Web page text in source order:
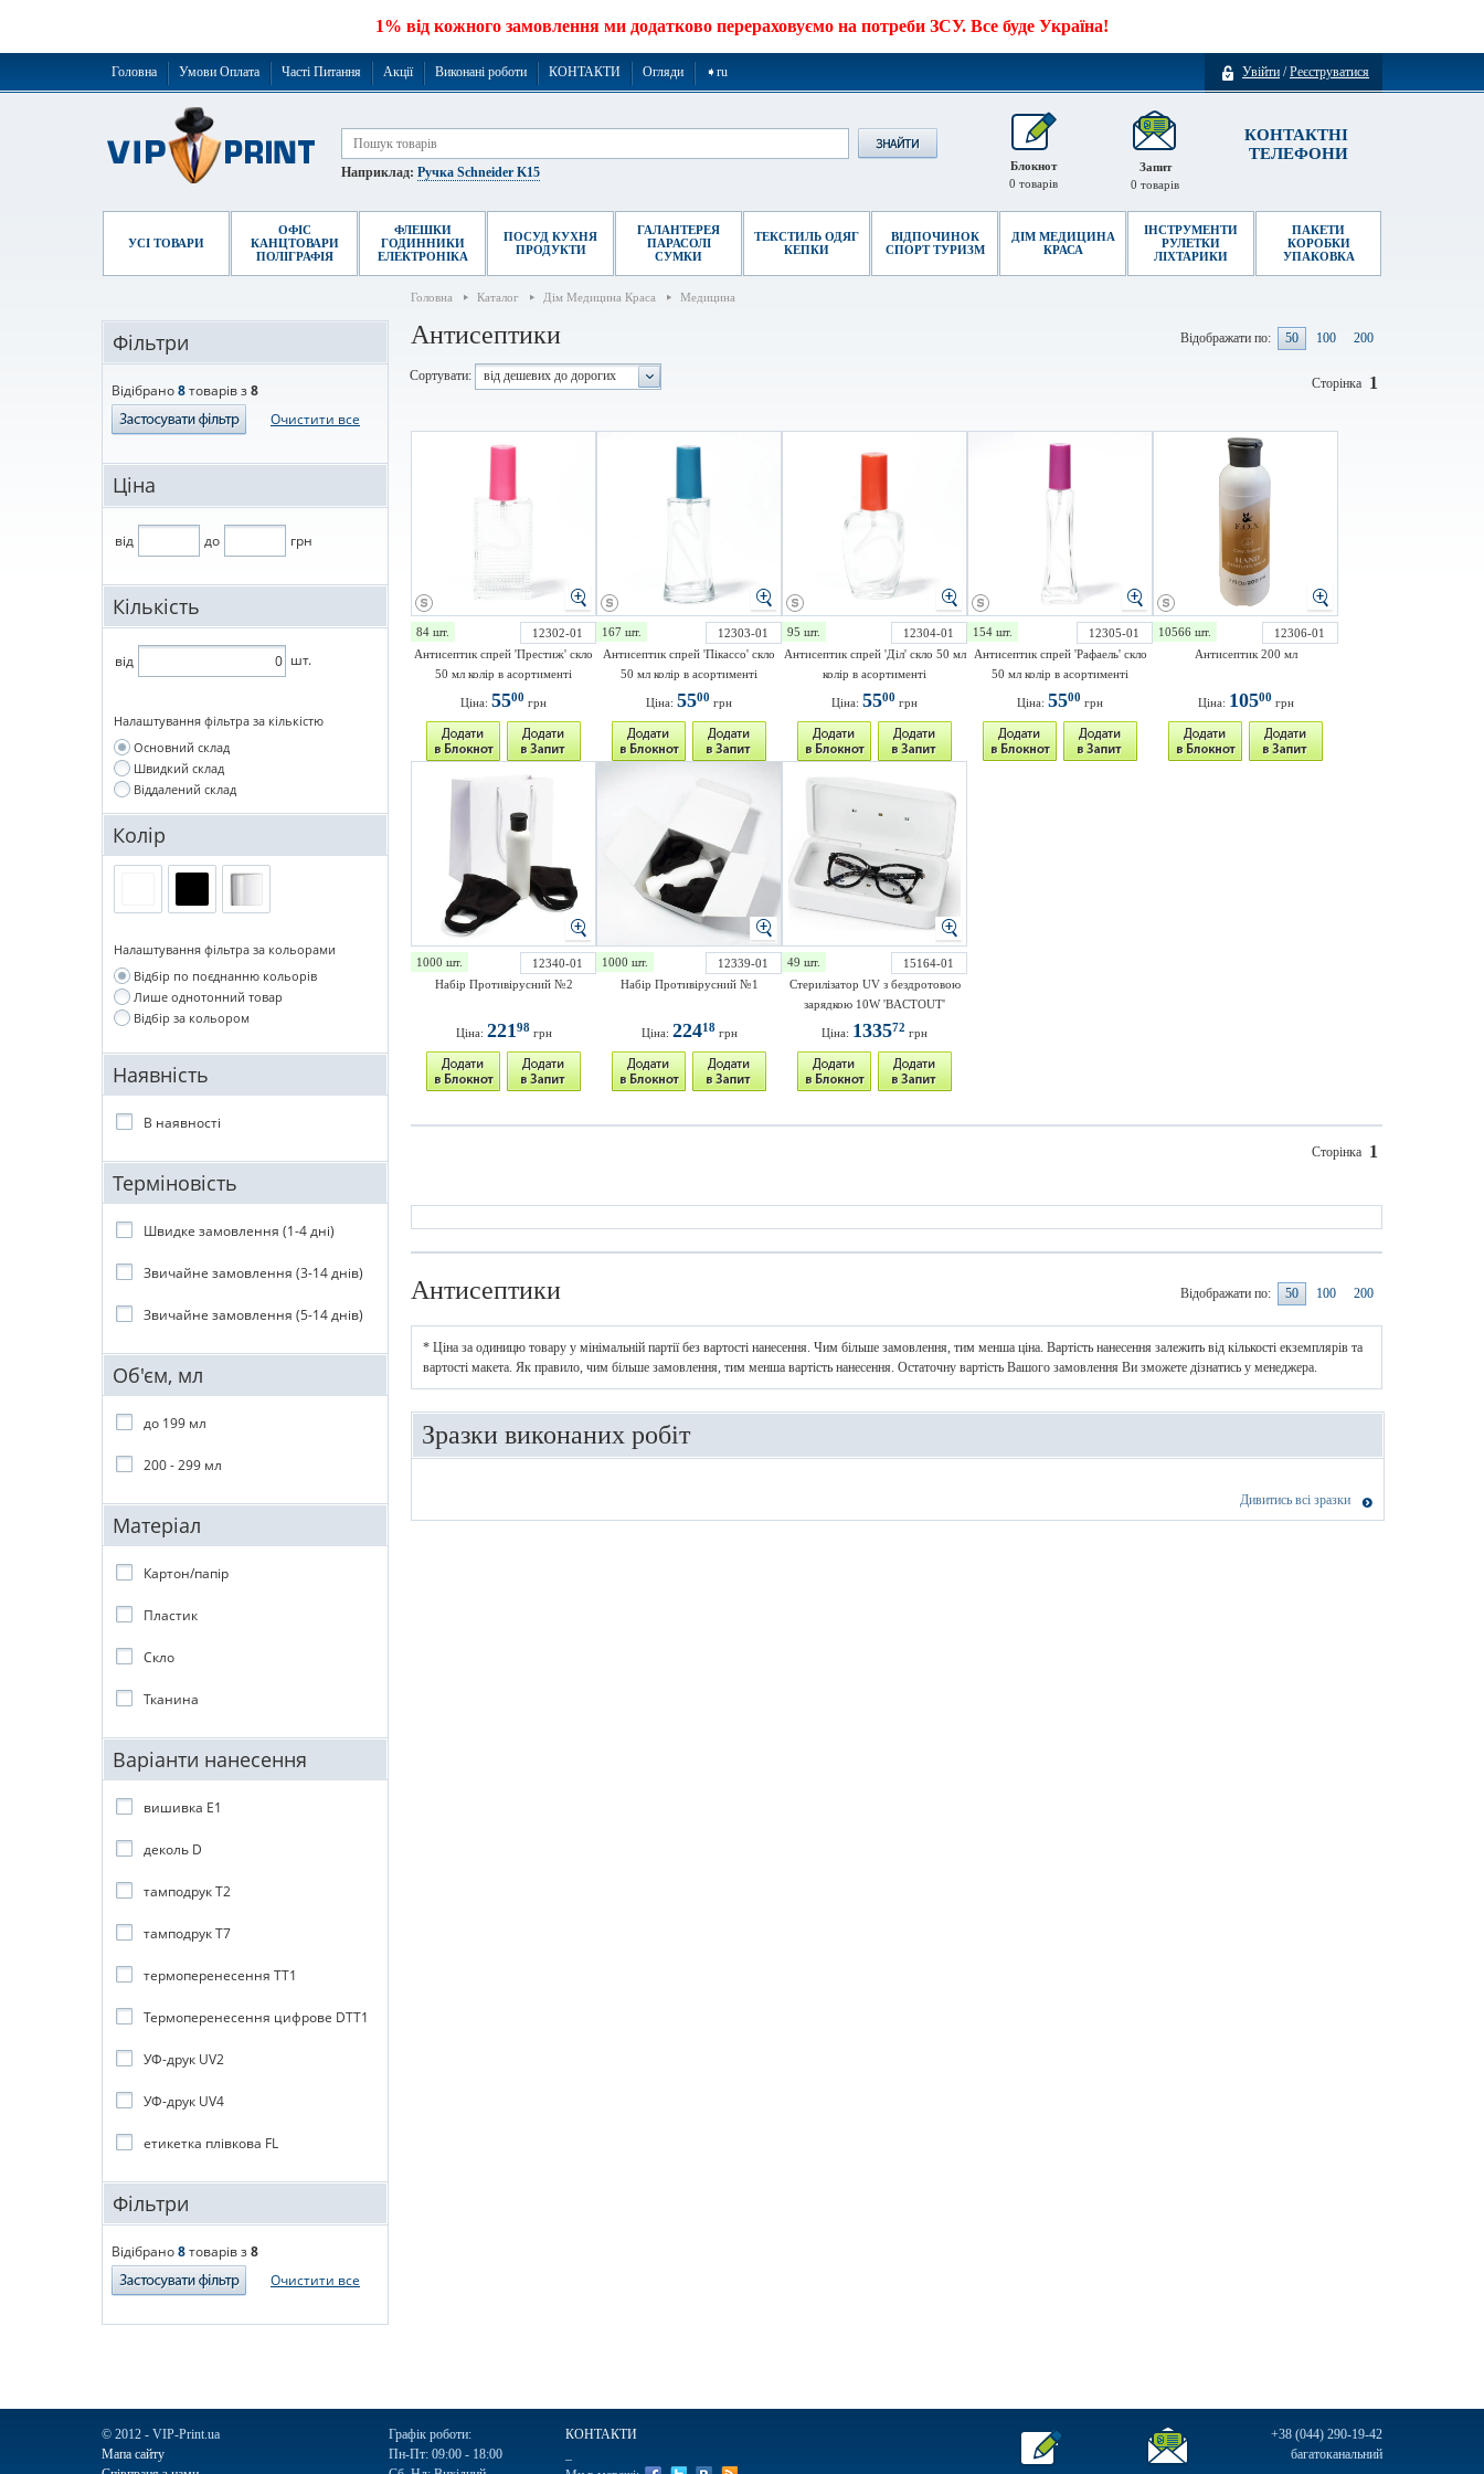
1% від кожного замовлення ми додатково перераховуємо на потреби ЗСУ. Все буде Україна!
Увійти /Реєструватися
Головна Умови Оплата Часті Питання Акції Виконані роботи КОНТАКТИ Огляди ➧ru
КОНТАКТНІ
ТЕЛЕФОНИ
Запит
0 товарів
Наприклад: Ручка Schneider K15
Блокнот
0 товарів
УСІ ТОВАРИ
ОФІС
КАНЦТОВАРИ
ПОЛІГРАФІЯ
ФЛЕШКИ
ГОДИННИКИ
ЕЛЕКТРОНІКА
ПОСУД КУХНЯ
ПРОДУКТИ
ГАЛАНТЕРЕЯ
ПАРАСОЛІ
СУМКИ
ТЕКСТИЛЬ ОДЯГ
КЕПКИ
ВІДПОЧИНОК
СПОРТ ТУРИЗМ
ДІМ МЕДИЦИНА
КРАСА
ІНСТРУМЕНТИ
РУЛЕТКИ
ЛІХТАРИКИ
ПАКЕТИ
КОРОБКИ
УПАКОВКА
Головна Каталог Дім Медицина Краса Медицина
Фільтри
Відібрано8товарів з8
Очистити все
Ціна
від до грн
Кількість
від шт.
Налаштування фільтра за кількістю
Основний склад
Швидкий склад
Віддалений склад
Колір
Налаштування фільтра за кольорами
Відбір по поєднанню кольорів
Лише однотонний товар
Відбір за кольором
Наявність
В наявності
Терміновість
Швидке замовлення (1-4 дні)
Звичайне замовлення (3-14 днів)
Звичайне замовлення (5-14 днів)
Об'єм, мл
до 199 мл
200 - 299 мл
Матеріал
Картон/папір
Пластик
Скло
Тканина
Варіанти нанесення
вишивка E1
деколь D
тамподрук T2
тамподрук T7
термоперенесення TT1
Термоперенесення цифрове DTT1
УФ-друк UV2
УФ-друк UV4
етикетка плівкова FL
Фільтри
Відібрано8товарів з8
Очистити все
Антисептики Відображати по: 50 100 200
Сортувати: від дешевих до дорогих 1
Сторінка
84 шт.
12302-01
Антисептик спрей 'Престиж' скло
50 мл колір в асортименті
Ціна: 5500 грн
167 шт.
12303-01
Антисептик спрей 'Пікассо' скло
50 мл колір в асортименті
Ціна: 5500 грн
95 шт.
12304-01
Антисептик спрей 'Діл' скло 50 мл
колір в асортименті
Ціна: 5500 грн
154 шт.
12305-01
Антисептик спрей 'Рафаель' скло
50 мл колір в асортименті
Ціна: 5500 грн
10566 шт.
12306-01
Антисептик 200 мл
Ціна: 10500 грн
1000 шт.
12340-01
Набір Противірусний №2
Ціна: 22198грн
1000 шт.
12339-01
Набір Противірусний №1
Ціна: 22418грн
49 шт.
15164-01
Стерилізатор UV з бездротовою
зарядкою 10W 'BACTOUT'
Ціна: 133572 грн
1
Сторінка
Антисептики Відображати по: 50 100 200
* Ціна за одиницю товару у мінімальній партії без вартості нанесення. Чим більше замовлення, тим менша ціна. Вартість нанесення залежить від кількості екземплярів та
вартості макета. Як правило, чим більше замовлення, тим менша вартість нанесення. Остаточну вартість Вашого замовлення Ви зможете дізнатись у менеджера.
Зразки виконаних робіт
Дивитись всі зразки
+38 (044) 290-19-42
багатоканальний
© 2012 - VIP-Print.ua
Мапа сайту
Графік роботи:
Пн-Пт: 09:00 - 18:00
КОНТАКТИ